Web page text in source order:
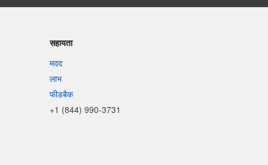
सहायता
मदद
लाभ
फीडबैक
+1 (844) 990-3731